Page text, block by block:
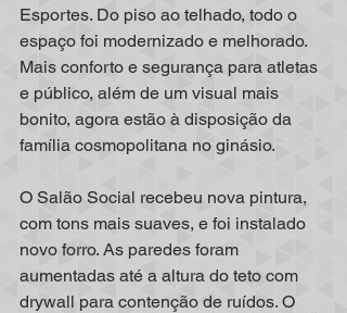
Esportes. Do piso ao telhado, todo o
espaço foi modernizado e melhorado.
Mais conforto e segurança para atletas
e público, além de um visual mais
bonito, agora estão à disposição da
família cosmopolitana no ginásio.
O Salão Social recebeu nova pintura,
com tons mais suaves, e foi instalado
novo forro. As paredes foram
aumentadas até a altura do teto com
drywall para contenção de ruídos. O